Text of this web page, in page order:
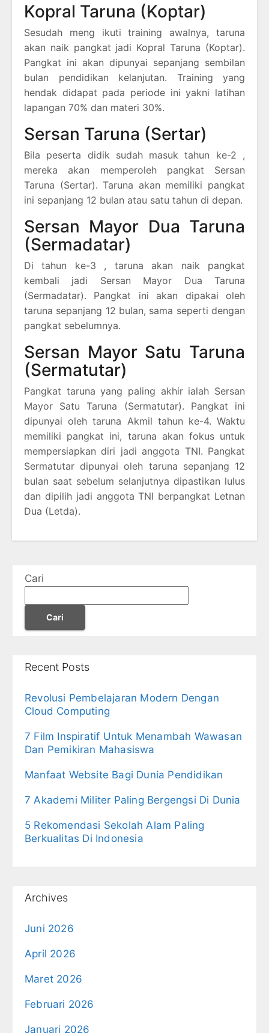
Kopral Taruna (Koptar)
Sesudah meng ikuti training awalnya, taruna
akan naik pangkat jadi Kopral Taruna (Koptar).
Pangkat ini akan dipunyai sepanjang sembilan
bulan pendidikan kelanjutan. Training yang
hendak didapat pada periode ini yakni latihan
lapangan 70% dan materi 30%.
Sersan Taruna (Sertar)
Bila peserta didik sudah masuk tahun ke-2 ,
mereka akan memperoleh pangkat Sersan
Taruna (Sertar). Taruna akan memiliki pangkat
ini sepanjang 12 bulan atau satu tahun di depan.
Sersan Mayor Dua Taruna
(Sermadatar)
Di tahun ke-3 , taruna akan naik pangkat
kembali jadi Sersan Mayor Dua Taruna
(Sermadatar). Pangkat ini akan dipakai oleh
taruna sepanjang 12 bulan, sama seperti dengan
pangkat sebelumnya.
Sersan Mayor Satu Taruna
(Sermatutar)
Pangkat taruna yang paling akhir ialah Sersan
Mayor Satu Taruna (Sermatutar). Pangkat ini
dipunyai oleh taruna Akmil tahun ke-4. Waktu
memiliki pangkat ini, taruna akan fokus untuk
mempersiapkan diri jadi anggota TNI. Pangkat
Sermatutar dipunyai oleh taruna sepanjang 12
bulan saat sebelum selanjutnya dipastikan lulus
dan dipilih jadi anggota TNI berpangkat Letnan
Dua (Letda).
Cari
Cari
Recent Posts
Revolusi Pembelajaran Modern Dengan
Cloud Computing
7 Film Inspiratif Untuk Menambah Wawasan
Dan Pemikiran Mahasiswa
Manfaat Website Bagi Dunia Pendidikan
7 Akademi Militer Paling Bergengsi Di Dunia
5 Rekomendasi Sekolah Alam Paling
Berkualitas Di Indonesia
Archives
Juni 2026
April 2026
Maret 2026
Februari 2026
Januari 2026